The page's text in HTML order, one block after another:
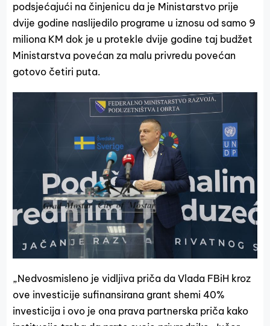
podsjećajući na činjenicu da je Ministarstvo prije
dvije godine naslijedilo programe u iznosu od samo 9
miliona KM dok je u protekle dvije godine taj budžet
Ministarstva povećan za malu privredu povećan
gotovo četiri puta.
„Nedvosmisleno je vidljiva priča da Vlada FBiH kroz
ove investicije sufinansirana grant shemi 40%
investicija i ovo je ona prava partnerska priča kako